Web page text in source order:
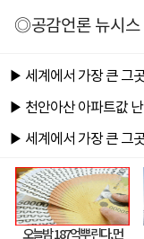
◎공감언론 뉴시스